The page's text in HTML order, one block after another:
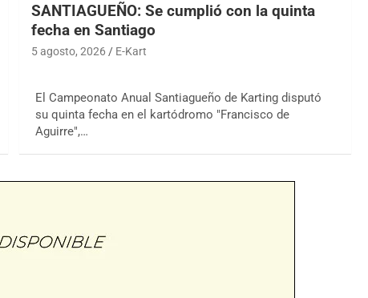
SANTIAGUEÑO: Se cumplió con la quinta
fecha en Santiago
5 agosto, 2026 E-Kart
El Campeonato Anual Santiagueño de Karting disputó
su quinta fecha en el kartódromo "Francisco de
Aguirre",…